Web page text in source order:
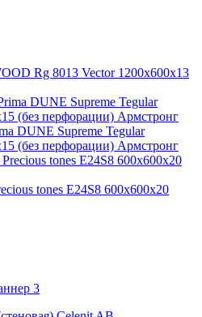
Rg 8013 Vector 1200x600x13
DUNE Supreme Tegular
(без перфорации) Армстронг
tones E24S8 600x600x20